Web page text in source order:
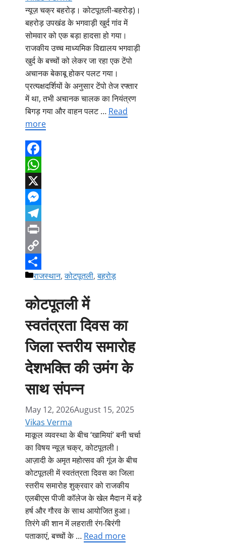
न्यूज़ चक्र बहरोड़। कोटपूतली-बहरोड़)।
बहरोड़ उपखंड के भगवाड़ी खुर्द गांव में
सोमवार को एक बड़ा हादसा हो गया।
राजकीय उच्च माध्यमिक विद्यालय भगवाड़ी
खुर्द के बच्चों को लेकर जा रहा एक टेंपो
अचानक बेकाबू होकर पलट गया।
प्रत्यक्षदर्शियों के अनुसार टेंपो तेज रफ्तार
में था, तभी अचानक चालक का नियंत्रण
बिगड़ गया और वाहन पलट … Read
more
Facebook
WhatsApp
X
Messenger
Telegram
Print
Copy
Link
Share
Categories
राजस्थान,कोटपूतली,बहरोड़
कोटपूतली में
स्वतंत्रता दिवस का
जिला स्तरीय समारोह
देशभक्ति की उमंग के
साथ संपन्न
May 12, 2026August 15, 2025
Vikas Verma
माकूल व्यवस्था के बीच ‘खामियां’ बनी चर्चा
का विषय न्यूज़ चक्र, कोटपूतली।
आज़ादी के अमृत महोत्सव की गूंज के बीच
कोटपूतली में स्वतंत्रता दिवस का जिला
स्तरीय समारोह शुक्रवार को राजकीय
एलबीएस पीजी कॉलेज के खेल मैदान में बड़े
हर्ष और गौरव के साथ आयोजित हुआ।
तिरंगे की शान में लहराती रंग-बिरंगी
पताकाएं, बच्चों के … Read more